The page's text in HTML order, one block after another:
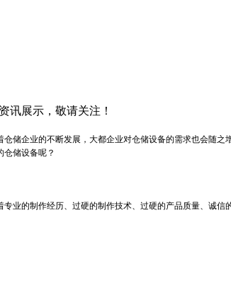
讯展示，敬请关注！
储企业的不断发展，大都企业对仓储设备的需求也会随
储设备呢？
业的制作经历、过硬的制作技术、过硬的产品质量、诚